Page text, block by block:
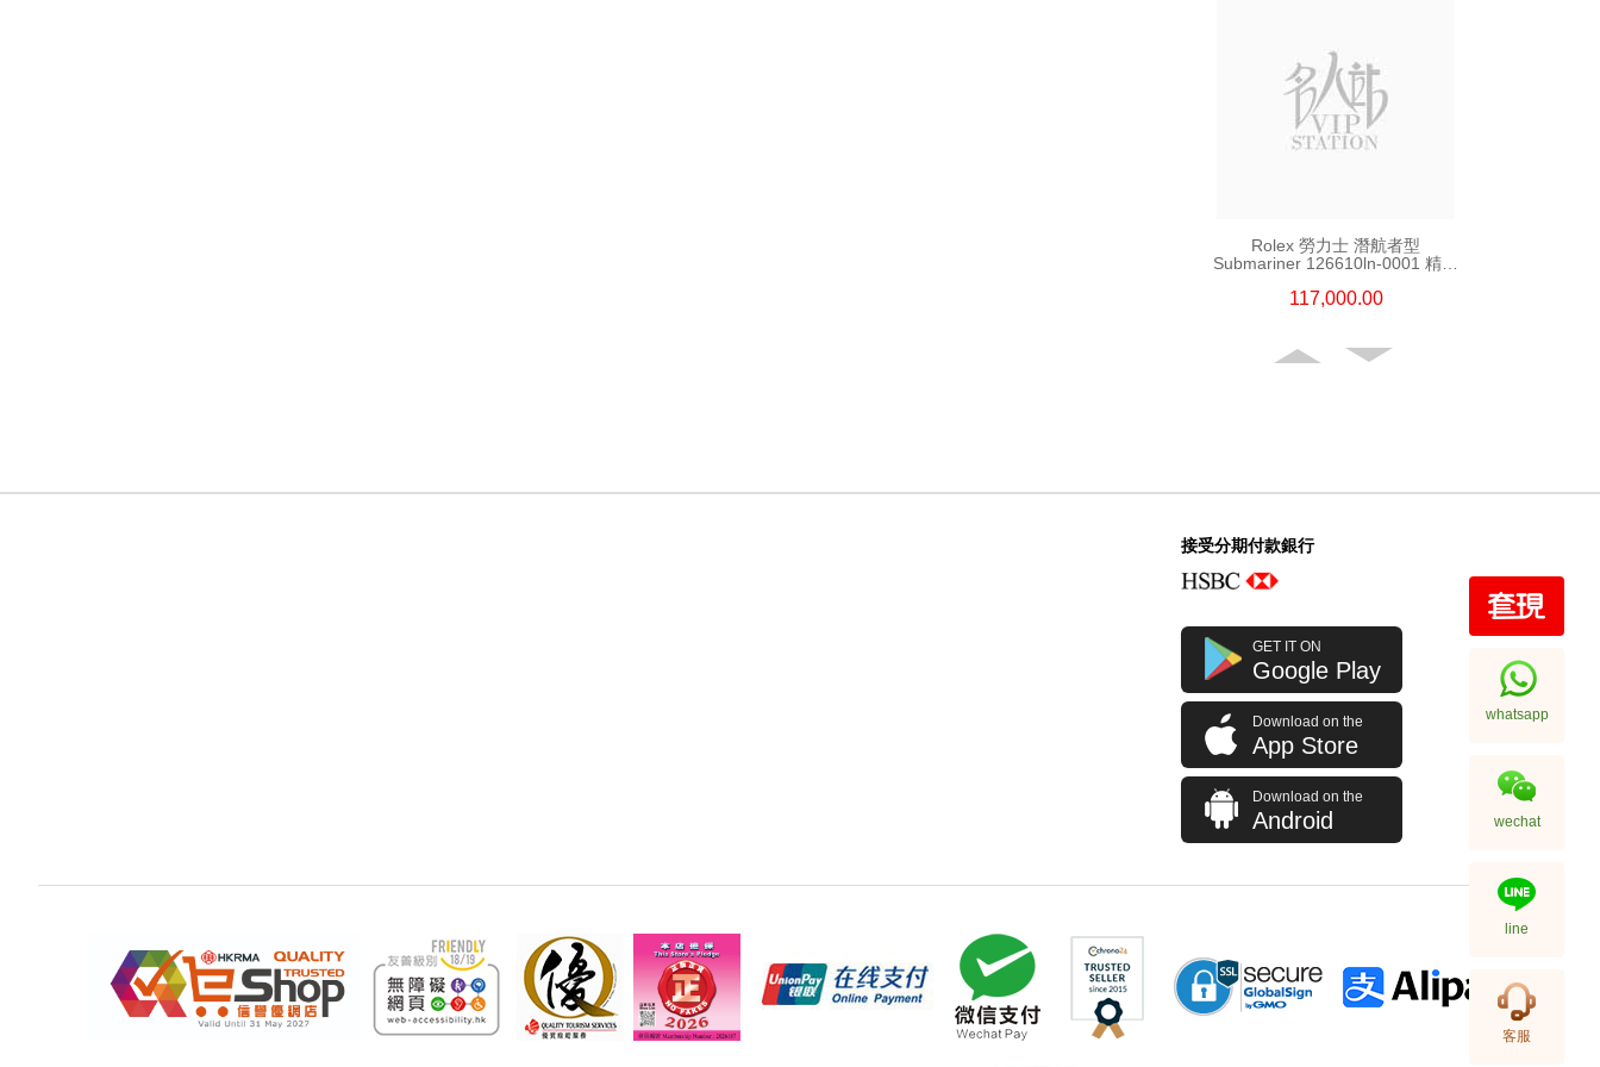
Rolex 勞力士 潛航者型
Submariner 126610ln-0001 精鋼
117,000.00
Rolex 勞力士 格林尼治型 Ii Gmt-
Master Ii 126710blro-0001 精鋼
百事圈
256,000.00
接受分期付款銀行
GET IT ON
Google Play
Download on the
App Store
Download on the
Android
whatsapp
wechat
line
客服